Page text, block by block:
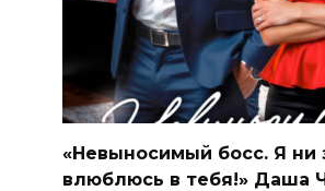
«Невыносимый босс. Я ни
влюблюсь в тебя!» Даша